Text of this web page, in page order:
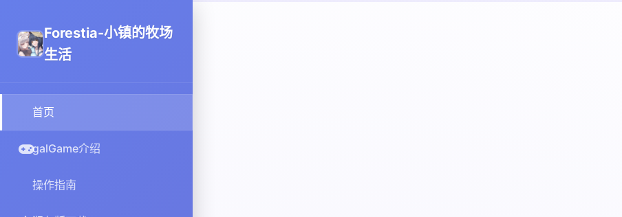
Forestia-小镇的牧场
生活
首页
galGame介绍
操作指南